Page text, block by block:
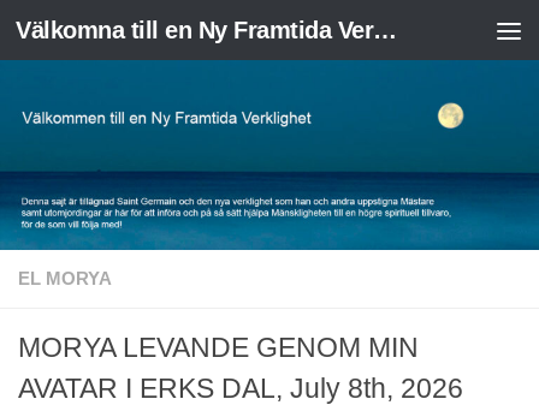
Skip to content Välkomna till en Ny Framtida Verklighet
EL MORYA
MORYA LEVANDE GENOM MIN
AVATAR I ERKS DAL, July 8th, 2026